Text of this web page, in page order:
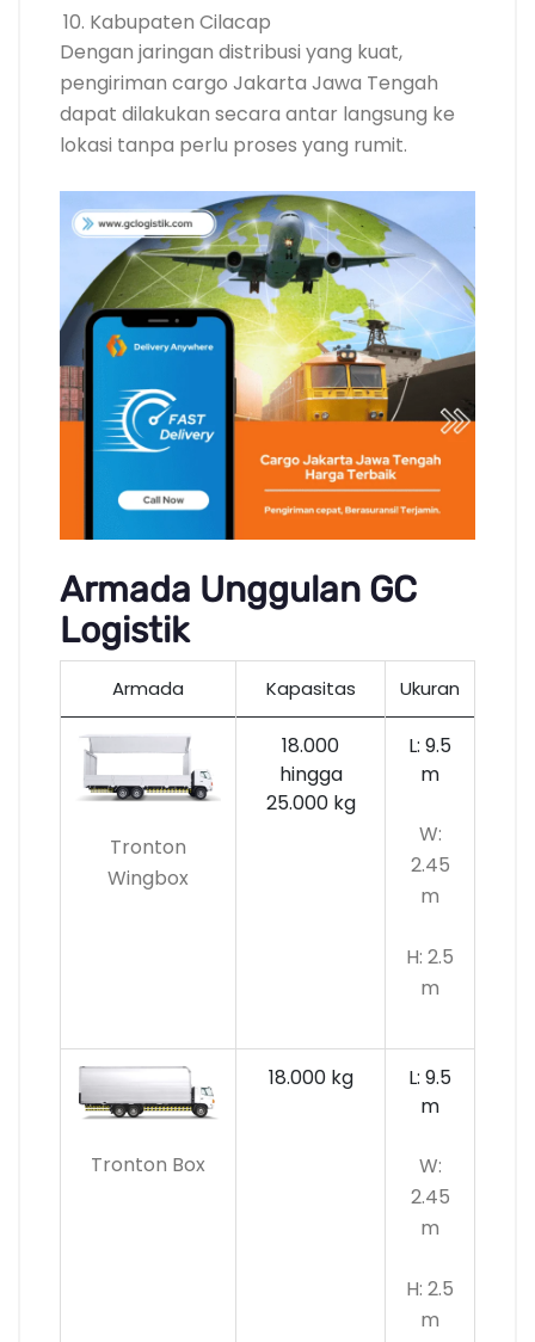
Kabupaten Cilacap
Dengan jaringan distribusi yang kuat,
pengiriman cargo Jakarta Jawa Tengah
dapat dilakukan secara antar langsung ke
lokasi tanpa perlu proses yang rumit.
Armada Unggulan GC
Logistik
Armada Kapasitas Ukuran
Tronton
Wingbox
18.000
hingga
25.000 kg
L: 9.5
m
W:
2.45
m
H: 2.5
m
Tronton Box
18.000 kg
L: 9.5
m
W:
2.45
m
H: 2.5
m